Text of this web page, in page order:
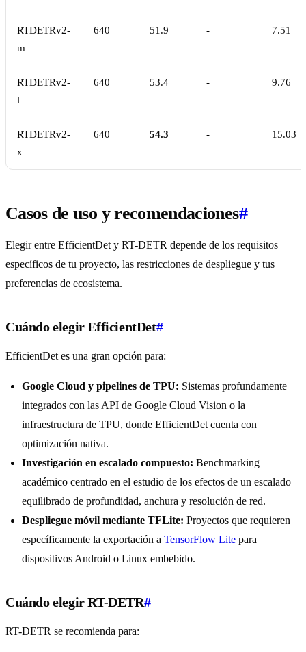
RTDETRv2-
m
640 51.9 - 7.51
RTDETRv2-
l
640 53.4 - 9.76
RTDETRv2-
x
640 54.3 - 15.03
Casos de uso y recomendaciones#
Elegir entre EfficientDet y RT-DETR depende de los requisitos
específicos de tu proyecto, las restricciones de despliegue y tus
preferencias de ecosistema.
Cuándo elegir EfficientDet#
EfficientDet es una gran opción para:
Google Cloud y pipelines de TPU: Sistemas profundamente
integrados con las API de Google Cloud Vision o la
infraestructura de TPU, donde EfficientDet cuenta con
optimización nativa.
Investigación en escalado compuesto: Benchmarking
académico centrado en el estudio de los efectos de un escalado
equilibrado de profundidad, anchura y resolución de red.
Despliegue móvil mediante TFLite: Proyectos que requieren
específicamente la exportación a TensorFlow Lite para
dispositivos Android o Linux embebido.
Cuándo elegir RT-DETR#
RT-DETR se recomienda para: